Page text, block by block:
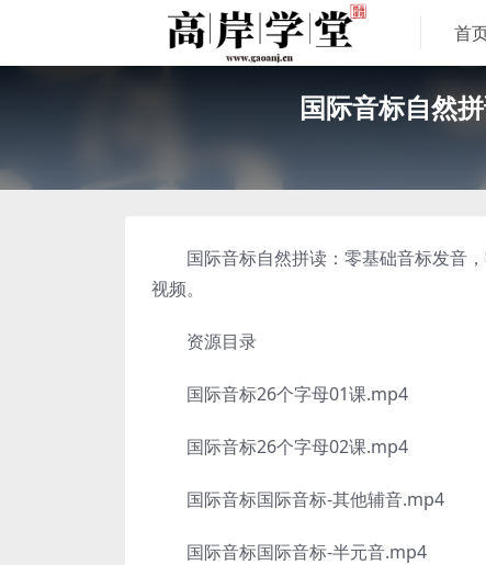
首
国际音标自然
国际音标自然拼读：零基础音标发音，
视频。
资源目录
国际音标26个字母01课.mp4
国际音标26个字母02课.mp4
国际音标国际音标-其他辅音.mp4
国际音标国际音标-半元音.mp4